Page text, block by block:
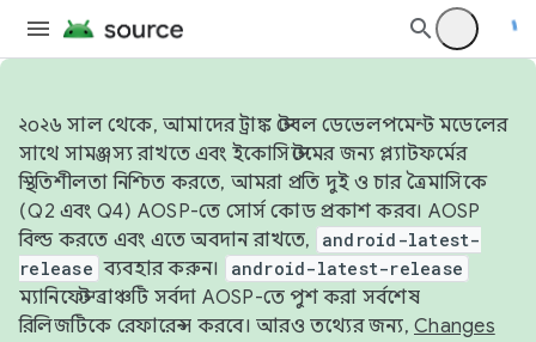
২০২৬ সাল থেকে, আমাদের ট্রাঙ্ক স্টেবল ডেভেলপমেন্ট মডেলের
সাথে সামঞ্জস্য রাখতে এবং ইকোসিস্টেমের জন্য প্ল্যাটফর্মের
স্থিতিশীলতা নিশ্চিত করতে, আমরা প্রতি দুই ও চার ত্রৈমাসিকে
(Q2 এবং Q4) AOSP-তে সোর্স কোড প্রকাশ করব। AOSP
বিল্ড করতে এবং এতে অবদান রাখতে,
android-latest-
release ব্যবহার করুন। android-latest-release
ম্যানিফেস্ট ব্রাঞ্চটি সর্বদা AOSP-তে পুশ করা সর্বশেষ
রিলিজটিকে রেফারেন্স করবে। আরও তথ্যের জন্য, Changes